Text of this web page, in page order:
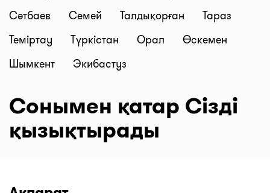
Сәтбаев
Семей Талдықорған
Тараз
Теміртау
Түркістан Орал
Өскемен
Шымкент
Экибастуз
Сонымен қатар Сізді
қызықтырады